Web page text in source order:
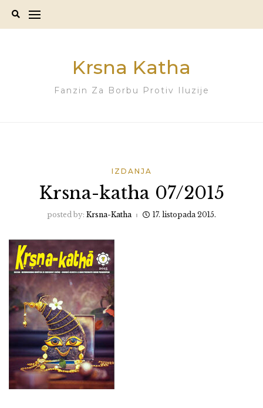
Krsna Katha
Fanzin Za Borbu Protiv Iluzije
IZDANJA
Krsna-katha 07/2015
posted by: Krsna-Katha 17. listopada 2015.